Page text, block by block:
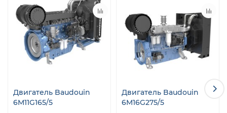
Двигатель Baudouin
6M11G165/5
Двигатель Baudouin
6M16G275/5